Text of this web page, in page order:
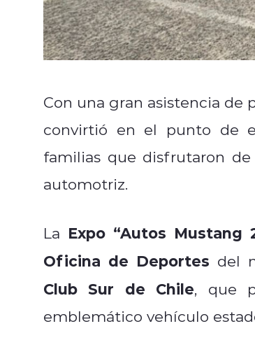
Con una gran asistencia de
convirtió en el punto de
familias que disfrutaron
automotriz.
La Expo “Autos Mustang
Oficina de Deportes del
Club Sur de Chile, que
emblemático vehículo